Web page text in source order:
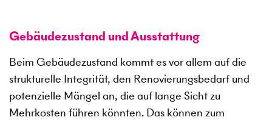
Gebäudezustand und Ausstattung
Beim Gebäudezustand kommt es vor allem auf die
strukturelle Integrität, den Renovierungsbedarf und
potenzielle Mängel an, die auf lange Sicht zu
Mehrkosten führen könnten. Das können zum